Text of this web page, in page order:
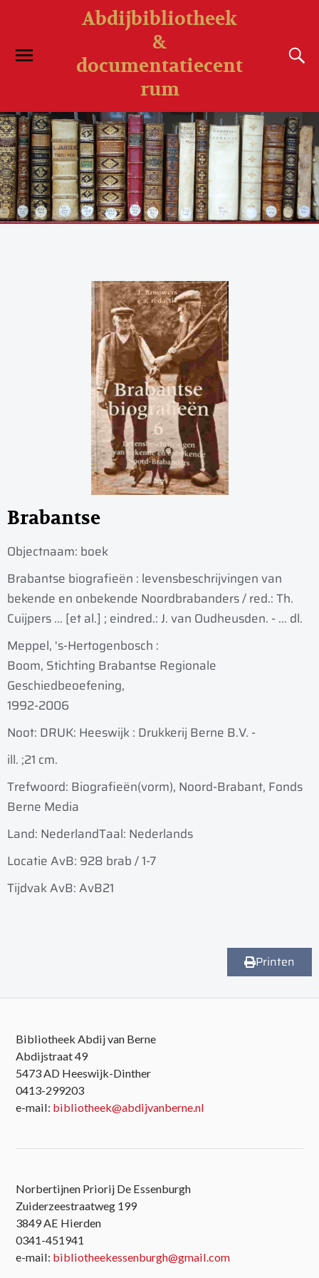
Abdijbibliotheek
&
documentatiecent
rum
Brabantse
Objectnaam: boek
Brabantse biografiee͏̈n : levensbeschrijvingen van
bekende en onbekende Noordbrabanders / red.: Th.
Cuijpers ... [et al.] ; eindred.: J. van Oudheusden. - ... dl.
Meppel, 's-Hertogenbosch :
Boom, Stichting Brabantse Regionale
Geschiedbeoefening,
1992-2006
Noot: DRUK: Heeswijk : Drukkerij Berne B.V. -
ill. ;21 cm.
Trefwoord: Biografieën(vorm), Noord-Brabant, Fonds
Berne Media
Land: NederlandTaal: Nederlands
Locatie AvB: 928 brab / 1-7
Tijdvak AvB: AvB21
Printen
Bibliotheek Abdij van Berne
Abdijstraat 49
5473 AD Heeswijk-Dinther
0413-299203
e-mail: bibliotheek@abdijvanberne.nl
Norbertijnen Priorij De Essenburgh
Zuiderzeestraatweg 199
3849 AE Hierden
0341-451941
e-mail: bibliotheekessenburgh@gmail.com